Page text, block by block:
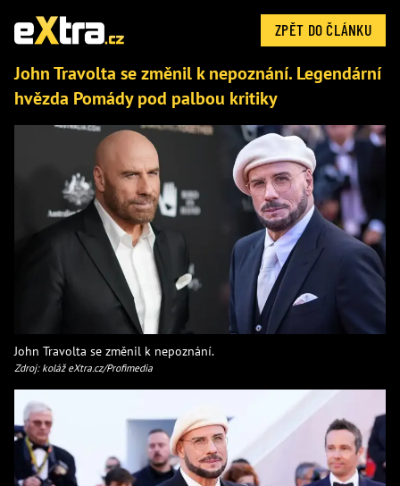
ZPĚT DO ČLÁNKU
John Travolta se změnil k nepoznání. Legendární
hvězda Pomády pod palbou kritiky
John Travolta se změnil k nepoznání.
Zdroj: koláž eXtra.cz/Profimedia